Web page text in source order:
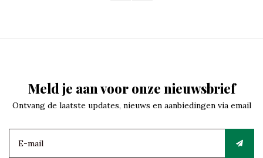
Meld je aan voor onze nieuwsbrief
Ontvang de laatste updates, nieuws en aanbiedingen via email